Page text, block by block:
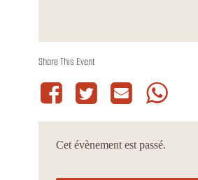
Share This Event
Cet évènement est passé.